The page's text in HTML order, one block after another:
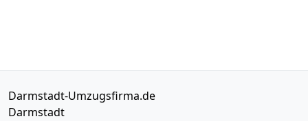
Darmstadt-Umzugsfirma.de
Darmstadt